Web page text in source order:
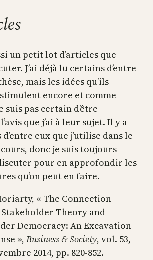
un petit lot d’articles que
J’ai déjà lu certains d’entre
mais les idées qu’ils
encore et comme
suis pas certain d’être
que j’ai à leur sujet. Il y a
eux que j’utilise dans le
donc je suis toujours
pour en approfondir les
qu’on peut en faire.
« The Connection
Stakeholder Theory and
Democracy: An Excavation
», Business & Society, vol. 53,
2014, pp. 820‑852.